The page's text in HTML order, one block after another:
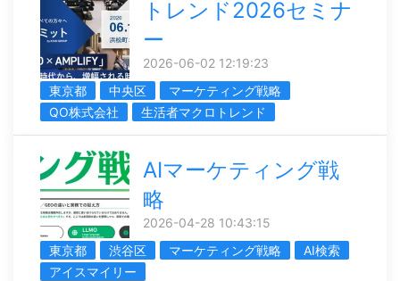
トレンド2026セミナ
ー
2026-06-02 12:19:23
東京都
中央区
マーケティング戦略
QO株式会社
生活者マクロトレンド
AIマーケティング戦
略
2026-04-28 10:43:15
東京都
渋谷区 マーケティング戦略
AI検索
アイスマイリー